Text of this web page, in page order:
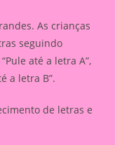
As crianças
seguindo
até a letra A”,
a letra B”.
de letras e